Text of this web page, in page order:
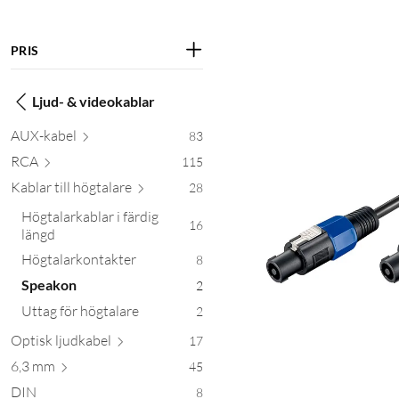
PRIS
Ljud- & videokablar
AUX-kabel 83
RCA 115
Kablar till högtalare 28
Högtalarkablar i färdig
längd
16
Högtalarkontakter 8
Speakon 2
Uttag för högtalare 2
Optisk ljudkabel 17
6,3 mm 45
DIN 8